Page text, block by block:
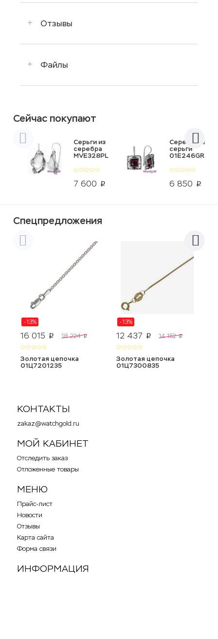
Отзывы
Файлы
Сейчас покупают
7 600 p
Серьги из
серебра
MVE328PL
6 850 p
Серебряные
серьги
01E246GR
Спецпредложения
-13%
16 015 p 18 224 p
Золотая цепочка
01Ц7201235
-13%
12 437 p 14 152 p
Золотая цепочка
01Ц7300835
КОНТАКТЫ
zakaz@watchgold.ru
МОЙ КАБИНЕТ
Отследить заказ
Отложенные товары
МЕНЮ
Прайс-лист
Новости
Отзывы
Карта сайта
Форма связи
ИНФОРМАЦИЯ